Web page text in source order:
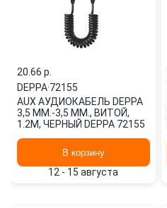
20.66 p.
DEPPA·72155
AUX АУДИОКАБЕЛЬ DEPPA
3,5 ММ.-3,5 ММ., ВИТОЙ,
1.2М, ЧЕРНЫЙ DEPPA 72155
В корзину
12 - 15 августа